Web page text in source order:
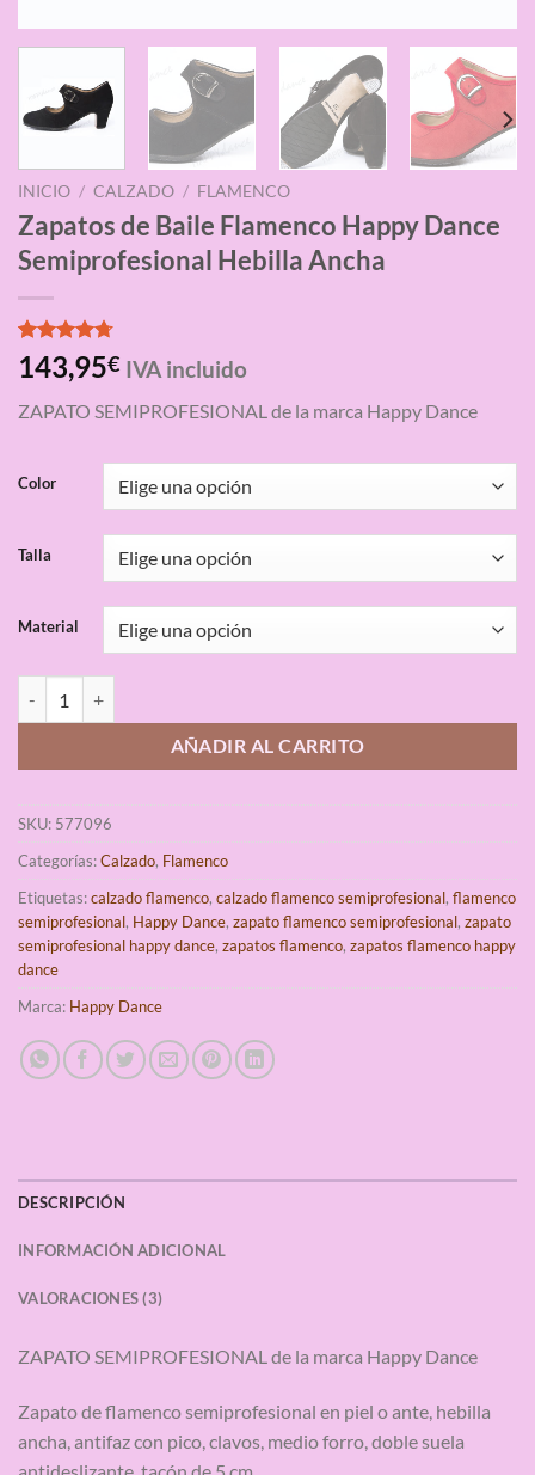
INICIO / CALZADO / FLAMENCO
Zapatos de Baile Flamenco Happy Dance
Semiprofesional Hebilla Ancha
Valorado
con4.67
base a
3
143,95€ IVA incluido
ZAPATO SEMIPROFESIONAL de la marca Happy Dance
Color
Talla
Material
AÑADIR AL CARRITO
SKU: 577096
Categorías:Calzado, Flamenco
Etiquetas:calzado flamenco, calzado flamenco semiprofesional, flamenco
semiprofesional, Happy Dance, zapato flamenco semiprofesional, zapato
semiprofesional happy dance, zapatos flamenco, zapatos flamenco happy
dance
Marca: Happy Dance
DESCRIPCIÓN
INFORMACIÓN ADICIONAL
VALORACIONES (3)
ZAPATO SEMIPROFESIONAL de la marca Happy Dance
Zapato de flamenco semiprofesional en piel o ante, hebilla
ancha, antifaz con pico, clavos, medio forro, doble suela